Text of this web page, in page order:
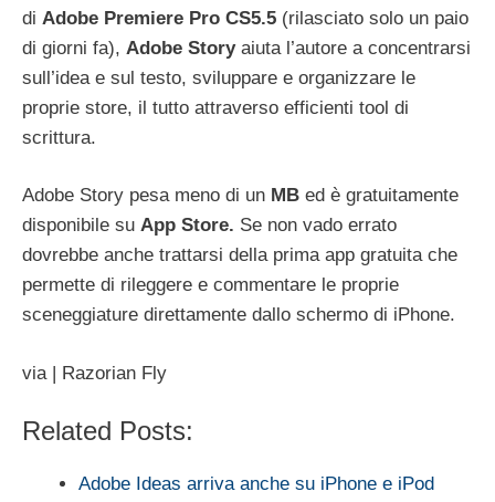
di Adobe Premiere Pro CS5.5 (rilasciato solo un paio
di giorni fa), Adobe Storyaiuta l’autore a concentrarsi
sull’idea e sul testo, sviluppare e organizzare le
proprie store, il tutto attraverso efficienti tool di
scrittura.
Adobe Story pesa meno di un MB ed è gratuitamente
disponibile su App Store. Se non vado errato
dovrebbe anche trattarsi della prima app gratuita che
permette di rileggere e commentare le proprie
sceneggiature direttamente dallo schermo di iPhone.
via | Razorian Fly
Related Posts:
Adobe Ideas arriva anche su iPhone e iPod